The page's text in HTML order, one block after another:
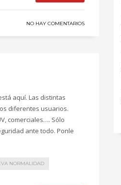
NO HAY COMENTARIOS
aquí. Las distintas
diferentes usuarios.
comerciales…. Sólo
ante todo. Ponle
NORMALIDAD